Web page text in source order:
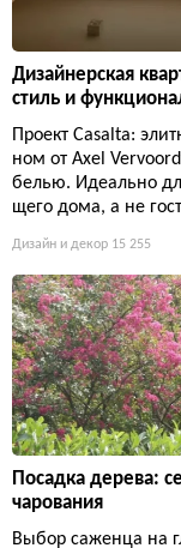
Дизайнерская
стиль и
Проект Casalta:
ном от Axel
белью. Идеально
щего дома, а не
Дизайн и декор 15 255
Посадка дерева:
чарования
Выбор саженца на